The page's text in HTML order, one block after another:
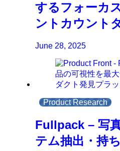
するフォーカ
ントカウント
June 28, 2025
Product Research
Fullpack – 写
テム抽出・持